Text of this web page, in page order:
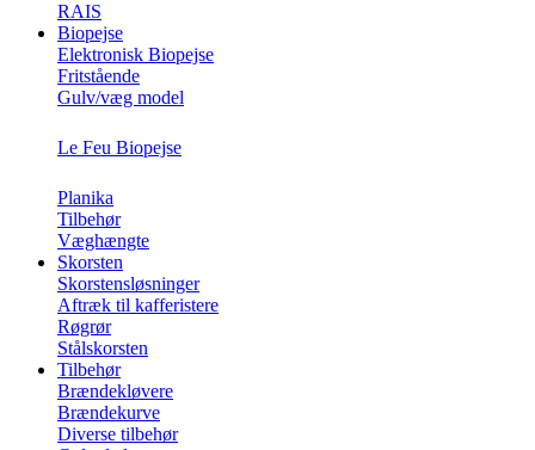
RAIS
Biopejse
Elektronisk Biopejse
Fritstående
Gulv/væg model
Le Feu Biopejse
Planika
Tilbehør
Væghængte
Skorsten
Skorstensløsninger
Aftræk til kafferistere
Røgrør
Stålskorsten
Tilbehør
Brændekløvere
Brændekurve
Diverse tilbehør